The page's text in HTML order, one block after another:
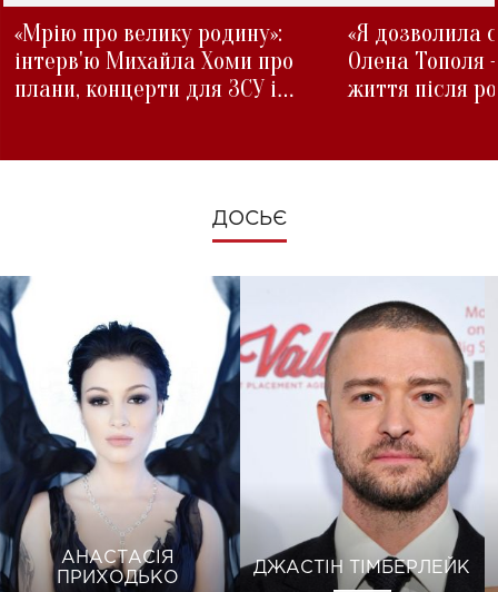
«Мрію про велику родину»:
інтерв'ю Михайла Хоми про
плани, концерти для ЗСУ і
«Я дозволила
Олена Тополя
життя після
ДОСЬЄ
АНАСТАСІЯ
ПРИХОДЬКО
ДЖАСТІН ТІМБЕРЛЕЙК